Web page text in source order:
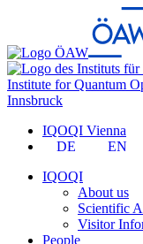
Institute for Quantum
Innsbruck
IQOQI Vienna
DE
EN
IQOQI
About us
Scientific
Visitor
People